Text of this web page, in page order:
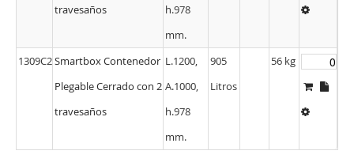
travesaños
h.978
mm.
1309C2Smartbox Contenedor
Plegable Cerrado con 2
travesaños
L.1200,
A.1000,
h.978
mm.
905
Litros
56 kg